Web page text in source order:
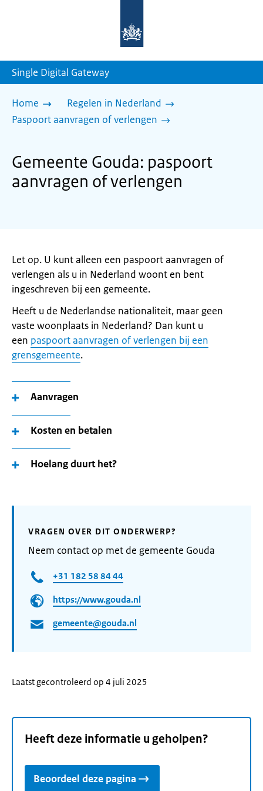
homepage
Single Digital Gateway
Home
Regelen in Nederland
Paspoort aanvragen of verlengen
Gemeente Gouda: paspoort
aanvragen of verlengen
Let op. U kunt alleen een paspoort aanvragen of
verlengen als u in Nederland woont en bent
ingeschreven bij een gemeente.
Heeft u de Nederlandse nationaliteit, maar geen
vaste woonplaats in Nederland? Dan kunt u
een paspoort aanvragen of verlengen bij een
grensgemeente.
Aanvragen
Kosten en betalen
Hoelang duurt het?
VRAGEN OVER DIT ONDERWERP?
Neem contact op met de gemeente Gouda
+31 182 58 84 44
https://www.gouda.nl
gemeente@gouda.nl
Laatst gecontroleerd op 4 juli 2025
Heeft deze informatie u geholpen?
Beoordeel deze pagina